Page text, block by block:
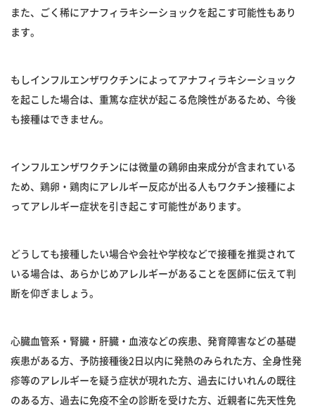
また、ごく稀にアナフィラキシーショックを起こす可能性もあり
ます。
もしインフルエンザワクチンによってアナフィラキシーショック
を起こした場合は、重篤な症状が起こる危険性があるため、今後
も接種はできません。
インフルエンザワクチンには微量の鶏卵由来成分が含まれている
ため、鶏卵・鶏肉にアレルギー反応が出る人もワクチン接種によ
ってアレルギー症状を引き起こす可能性があります。
どうしても接種したい場合や会社や学校などで接種を推奨されて
いる場合は、あらかじめアレルギーがあることを医師に伝えて判
断を仰ぎましょう。
心臓血管系・腎臓・肝臓・血液などの疾患、発育障害などの基礎
疾患がある方、予防接種後2日以内に発熱のみられた方、全身性発
疹等のアレルギーを疑う症状が現れた方、過去にけいれんの既往
のある方、過去に免疫不全の診断を受けた方、近親者に先天性免